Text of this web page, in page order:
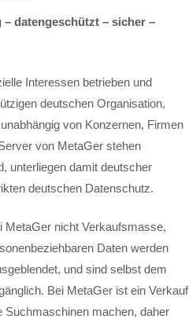
datengeschützt – sicher –
Interessen betrieben und
deutschen Organisation,
von Konzernen, Firmen
von MetaGer stehen
unterliegen damit deutscher
deutschen Datenschutz.
MetaGer nicht Verkaufsmasse,
Daten werden
und sind selbst dem
Bei MetaGer ist ein Verkauf
Suchmaschinen machen, daher